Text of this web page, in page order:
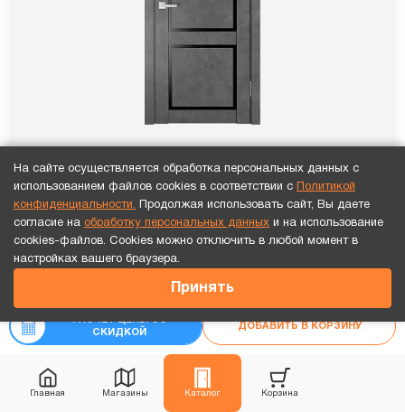
Главная Магазины Каталог Корзина
Точный расчет за 10 минут по СМС или телефону!
РАСЧЕТ ЦЕНЫ СО
СКИДКОЙ
ДОБАВИТЬ В КОРЗИНУ
ПО SKY 1 Бетон темный стекло черное
16 691₽
18 545 ₽
Рассчитать цену«под ключ»
Каждая 3-я дверь бесплатно!
На сайте осуществляется обработка персональных данных с
использованием файлов cookies в соответствии с
Политикой
конфиденциальности. Продолжая использовать сайт, Вы даете
согласие на обработку персональных данных и на использование
cookies-файлов. Cookies можно отключить в любой момент в
настройках вашего браузера.
Принять